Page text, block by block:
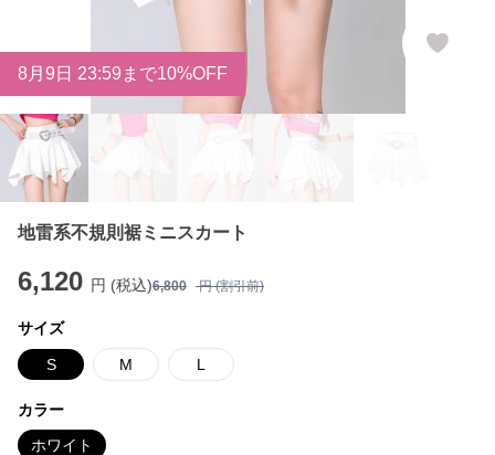
8月 9 日 23:59まで10%OFF
地雷系不規則裾ミニスカート
6,120 円 (税込)6,800 円 (割引前)
サイズ
S M L
カラー
ホワイト